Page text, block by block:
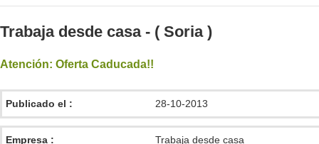
Trabaja desde casa - ( Soria )
Atención: Oferta Caducada!!
Publicado el : 28-10-2013
Empresa : Trabaja desde casa